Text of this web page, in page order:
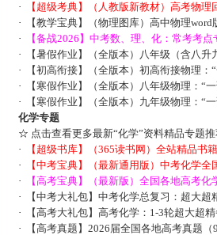
·
【超级考典】（人教版新教材）高考物
·
【教学宝典】（物理图库）高中物理
·
【备战2026】中考数、理、化：常考考
·
【暑假作业】（全版本）八年级（含八升
·
【初高衔接】（全版本）初高衔接物理：
·
【寒假作业】（全版本）八年级物理：“
·
【寒假作业】（全版本）九年级物理：“
化学专题
☆ 点击查看更多最新“化学”资料精品专题
·
【超级书库】（365读书网）全站精品书
·
【中考宝典】（最新通用版）中考化学全
·
【高考宝典】（最新版）全国各地高考化
·
【中考大礼包】中考化学总复习：超大
·
【高考大礼包】高考化学：1-3轮超大超
·
【高考真题】2026届全国各地高考真题（